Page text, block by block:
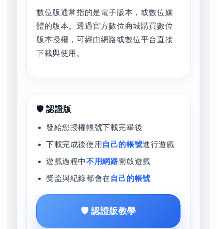
數位版通常指的是電子版本，或數位媒
體的版本。透過官方數位商城購買數位
版本授權，可經由網路或數位平台直接
下載與使用。
🛡️ 認證版
發給您授權帳號下載完畢後
下載完成後使用 自己的帳號進行遊戲
遊戲過程中不用網路開啟遊戲
獎盃與紀錄都會在 自己的帳號
🛡️ 認證版教學